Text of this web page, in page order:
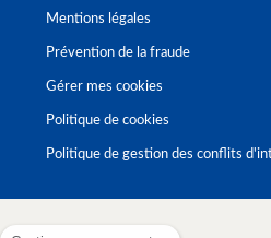
Mentions légales
Prévention de la fraude
Gérer mes cookies
Politique de cookies
Politique de gestion des conflits